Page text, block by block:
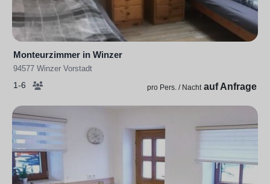
Monteurzimmer in Winzer
94577 Winzer Vorstadt
1-6 pro Pers. / Nacht auf Anfrage